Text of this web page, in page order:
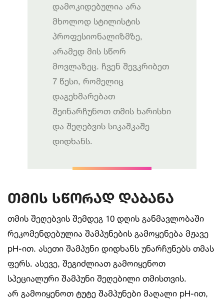
დამოკიდებულია არა
მხოლოდ სტილისტის
პროფესიონალიზმზე,
არამედ მის სწორ
მოვლაზეც. ჩვენ შევკრიბეთ
7 წესი, რომელიც
დაგეხმარებათ
შეინარჩუნოთ თმის ხარისხი
და შეღებვის სიკაშკაშე
დიდხანს.
თმის სწორად დაბანა
თმის შეღებვის შემდეგ 10 დღის განმავლობაში
რეკომენდებულია შამპუნების გამოყენება მჟავე
pH-ით. ასეთი შამპუნი დიდხანს უნარჩუნებს თმას
ფერს. ასევე, შეგიძლიათ გამოიყენოთ
სპეციალური შამპუნი შეღებილი თმისთვის.
არ გამოიყენოთ ტუტე შამპუნები მაღალი pH-ით,